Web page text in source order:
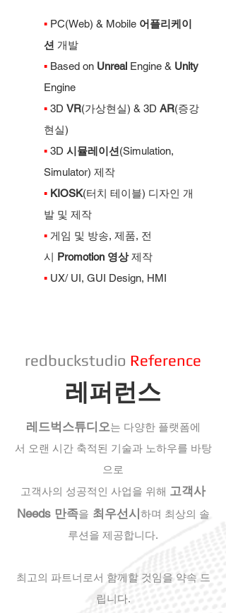
▪PC(Web) & Mobile 어플리케이
션 개발
▪Based on UnrealEngine & Unity
Engine
▪3D VR(가상현실) & 3D AR(증강
현실)
▪ 3D 시뮬레이션(Simulation,
Simulator) 제작
▪ KIOSK(터치 테이블) 디자인 개
발 및 제작
▪게임 및 방송, 제품, 전
시 Promotion 영상제작
▪UX/ UI, GUI Design, HMI
redbuckstudio Reference
레퍼런스
레드벅스튜디오는 다양한 플랫폼에
서 오랜 시간 축적된 기술과 노하우를 바탕
으로
고객사의 성공적인 사업을 위해 고객사
Needs 만족을 최우선시 하며 최상의 솔
루션을 제공합니다.
최고의 파트너로서 함께할 것임을 약속 드
립니다.